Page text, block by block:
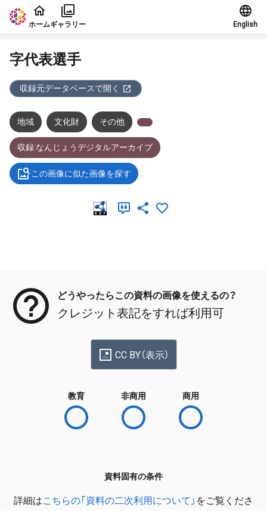
本文に飛ぶ
ホームギャラリー English
字代表選手
収録元データベースで開く
地域 文化財 その他
収録:なんじょうデジタルアーカイブ
この画像に似た画像を探す
どうやったらこの資料の画像を使えるの？
クレジット表記をすれば利用可
CC BY（表示）
教育 非商用 商用
資料固有の条件
詳細はこちらの「資料の二次利用について」 をご覧くださ